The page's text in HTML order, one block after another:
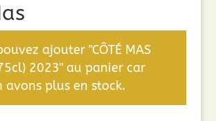
ajouter "CÔTÉ MAS
2023" au panier car
avons plus en stock.